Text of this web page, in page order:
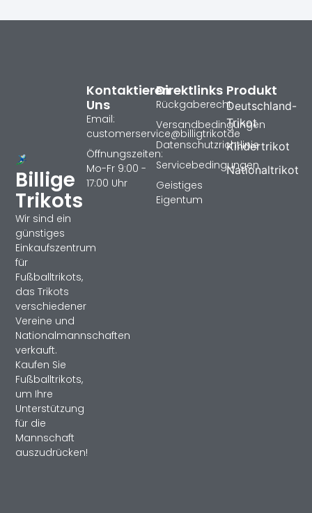
Billige
Trikots
Wir sind ein
günstiges
Einkaufszentrum
für
Fußballtrikots,
das Trikots
verschiedener
Vereine und
Nationalmannschaften
verkauft.
Kaufen Sie
Fußballtrikots,
um Ihre
Unterstützung
für die
Mannschaft
auszudrücken!
Produkt
Deutschland-
Trikot
Kindertrikot
Nationaltrikot
Direktlinks
Rückgaberecht
Versandbedingungen
Datenschutzrichtlinie
Servicebedingungen
Geistiges
Eigentum
Kontaktieren
Uns
Email:
customerservice@billigtrikotde
Öffnungszeiten:
Mo-Fr 9:00 -
17:00 Uhr